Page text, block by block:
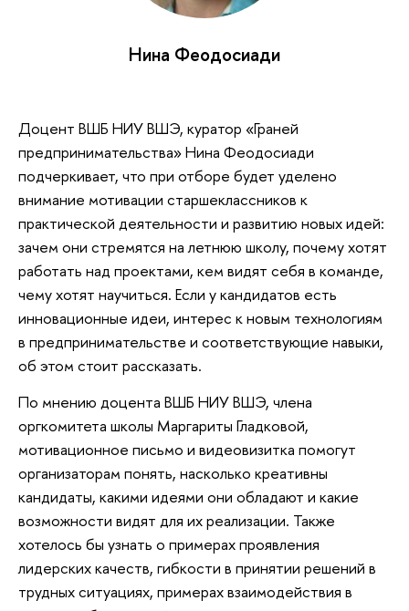
Нина Феодосиади
Доцент ВШБ НИУ ВШЭ, куратор «Граней
предпринимательства» Нина Феодосиади
подчеркивает, что при отборе будет уделено
внимание мотивации старшеклассников к
практической деятельности и развитию новых идей:
зачем они стремятся на летнюю школу, почему хотят
работать над проектами, кем видят себя в команде,
чему хотят научиться. Если у кандидатов есть
инновационные идеи, интерес к новым технологиям
в предпринимательстве и соответствующие навыки,
об этом стоит рассказать.
По мнению доцента ВШБ НИУ ВШЭ, члена
оргкомитета школы Маргариты Гладковой,
мотивационное письмо и видеовизитка помогут
организаторам понять, насколько креативны
кандидаты, какими идеями они обладают и какие
возможности видят для их реализации. Также
хотелось бы узнать о примерах проявления
лидерских качеств, гибкости в принятии решений в
трудных ситуациях, примерах взаимодействия в